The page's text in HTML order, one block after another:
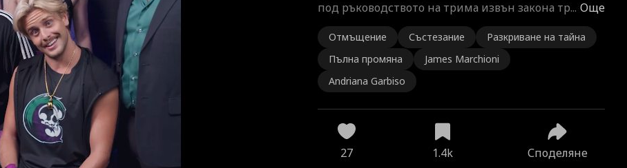
Още
под ръководството на трима извън закона тр...
Отмъщение Състезание
Разкриване на тайна
Пълна промяна
James Marchioni
Andriana Garbiso
27 1.4k Споделяне